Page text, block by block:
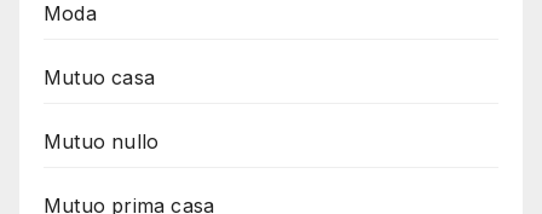
Moda
Mutuo casa
Mutuo nullo
Mutuo prima casa